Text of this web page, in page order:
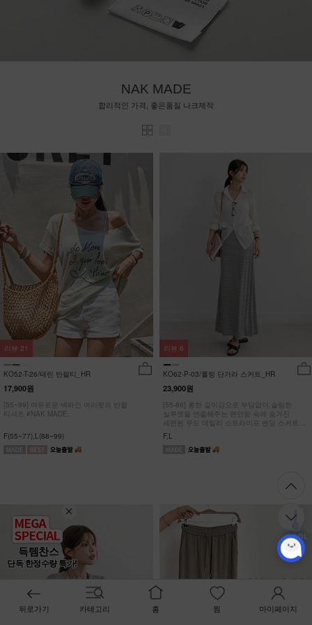
득템찬스
단독 한정수량 특가!
NAK MADE
합리적인 가격, 좋은품질 나크제작
KO52-T-26/테린 반팔티_HR
17,900원
[55~99] 여유로운 넥라인 여리핏의 반팔
티셔츠 #NAK MADE.
F(55~77),L(88~99)
리뷰 21
KO62-P-03/롤링 단가라 스커트_HR
23,900원
[55-88] 롱한 길이감으로 부담없이,슬림한
실루엣을 연출해주는 편안함 속에 숨겨진
세련된 무드 데일리 스트라이프 밴딩 스커트
#NAK MADE.
F,L
리뷰 6
뒤로가기 카테고리 홈 찜 마이페이지